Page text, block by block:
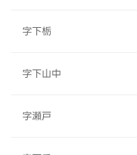
字下栃
字下山中
字瀬戸